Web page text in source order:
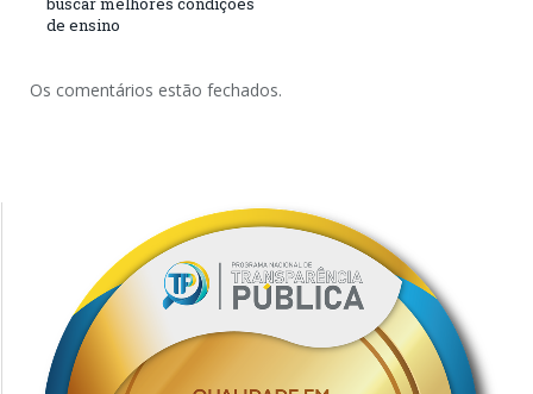
de ensino
Os comentários estão fechados.